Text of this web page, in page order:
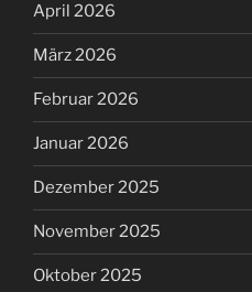
April 2026
März 2026
Februar 2026
Januar 2026
Dezember 2025
November 2025
Oktober 2025